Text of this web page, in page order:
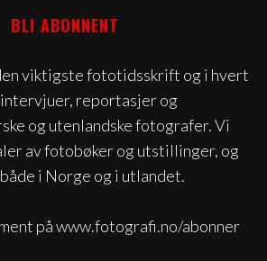
BLI ABONNENT
viktigste fototidsskrift og i hvert
intervjuer, reportasjer og
og utenlandske fotografer. Vi
av fotobøker og utstillinger, og
i Norge og i utlandet.
på www.fotografi.no/abonner